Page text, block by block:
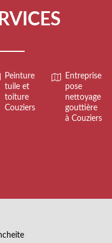
Peinture
tuile et
toiture
Couziers
Entreprise
pose
nettoyage
gouttière
à Couziers